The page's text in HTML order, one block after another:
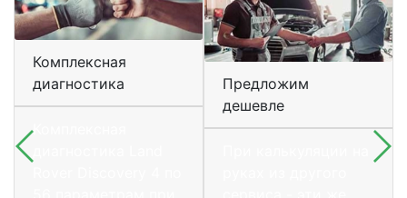
Комплексная
диагностика
Комплексная
Предложим
дешевле